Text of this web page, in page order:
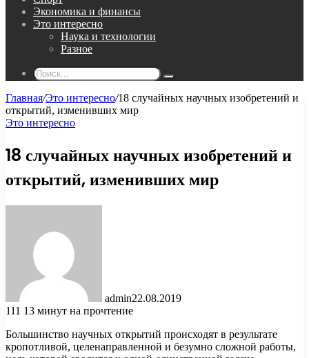
Экономика и финансы
Это интересно
Наука и технологии
Разное
Поиск...
Главная/Это интересно/18 случайных научных изобретений и
открытий, изменивших мир
Это интересно
18 случайных научных изобретений и
открытий, изменивших мир
admin22.08.2019
111 13 минут на прочтение
Большинство научных открытий происходят в результате
кропотливой, целенаправленной и безумно сложной работы,